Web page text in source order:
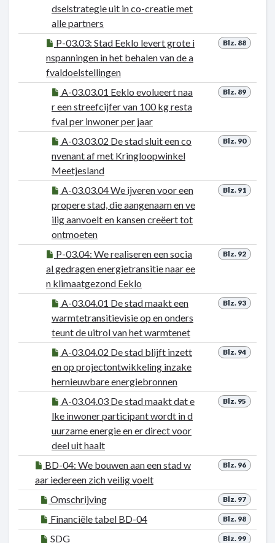
dselstrategie uit in co-creatie met
alle partners
Blz. 88
P-03.03: Stad Eeklo levert grote i
nspanningen in het behalen van de a
fvaldoelstellingen
Blz. 89
A-03.03.01 Eeklo evolueert naa
r een streefcijfer van 100 kg resta
fval per inwoner per jaar
Blz. 90
A-03.03.02 De stad sluit een co
nvenant af met Kringloopwinkel
Meetjesland
Blz. 91
A-03.03.04 We ijveren voor een
propere stad, die aangenaam en ve
ilig aanvoelt en kansen creëert tot
ontmoeten
Blz. 92
P-03.04: We realiseren een socia
al gedragen energietransitie naar ee
n klimaatgezond Eeklo
Blz. 93
A-03.04.01 De stad maakt een
warmtetransitievisie op en onders
teunt de uitrol van het warmtenet
Blz. 94
A-03.04.02 De stad blijft inzett
en op projectontwikkeling inzake
hernieuwbare energiebronnen
Blz. 95
A-03.04.03 De stad maakt dat e
lke inwoner participant wordt in d
uurzame energie en er direct voor
deel uit haalt
Blz. 96
BD-04: We bouwen aan een stad w
aar iedereen zich veilig voelt
Blz. 97
Omschrijving
Blz. 98
Financiële tabel BD-04
Blz. 99
SDG